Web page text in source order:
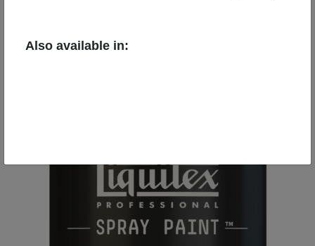
Also available in: